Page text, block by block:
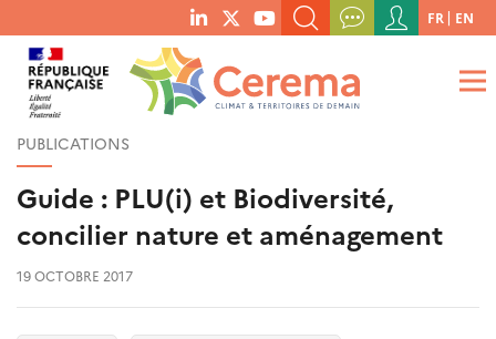
menu
social
links
RECHERCHER UN MOT-CLÉ, UNE PUBLICATION, ETC.
QUE RECHERCHEZ-VOUS ?
Menu
du
compte
de
FR EN
PUBLICATIONS
Guide : PLU(i) et Biodiversité,
concilier nature et aménagement
19 OCTOBRE 2017